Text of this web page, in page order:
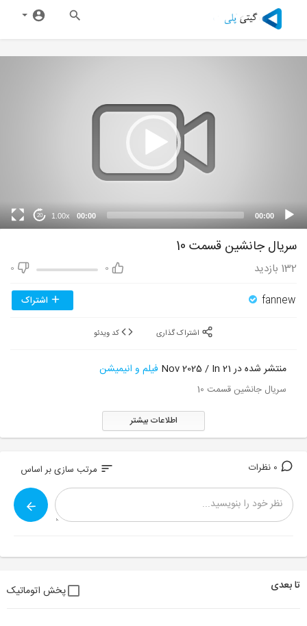
00:00
00:00
1.00x
20
سریال جانشین قسمت 10
0
0 132 بازدید
fannew اشتراک
منتشر شده در 21 Nov 2025 / In فیلم و انیمیشن
سریال جانشین قسمت 10
اطلاعات بیشتر
sort مرتب سازی بر اساس
تا بعدی پخش اتوماتیک